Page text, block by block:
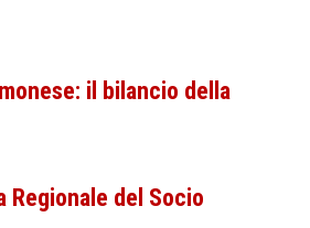
il bilancio della
Regionale del Socio